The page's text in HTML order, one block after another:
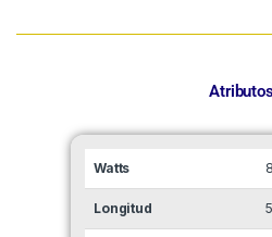
Watts
Longitud